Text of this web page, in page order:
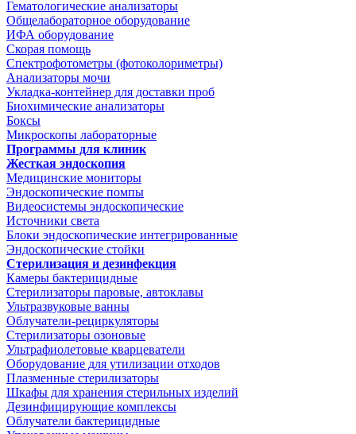
Гематологические анализаторы
Общелабораторное оборудование
ИФА оборудование
Скорая помощь
Спектрофотометры (фотоколориметры)
Анализаторы мочи
Укладка-контейнер для доставки проб
Биохимические анализаторы
Боксы
Микроскопы лабораторные
Программы для клиник
Жесткая эндоскопия
Медицинские мониторы
Эндоскопические помпы
Видеосистемы эндоскопические
Источники света
Блоки эндоскопические интегрированные
Эндоскопические стойки
Стерилизация и дезинфекция
Камеры бактерицидные
Стерилизаторы паровые, автоклавы
Ультразвуковые ванны
Облучатели-рециркуляторы
Стерилизаторы озоновые
Ультрафиолетовые кварцеватели
Оборудование для утилизации отходов
Плазменные стерилизаторы
Шкафы для хранения стерильных изделий
Дезинфицирующие комплексы
Облучатели бактерицидные